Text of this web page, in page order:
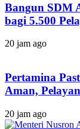
Bangun SDM
bagi 5.500
20 jam ago
Pertamina
Aman,
20 jam ago